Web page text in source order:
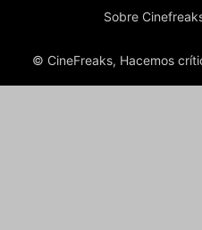
Sobre
© CineFreaks, Hacemos